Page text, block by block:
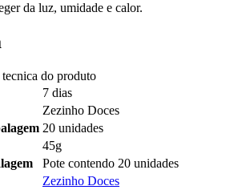
da luz, umidade e calor.
do produto
7 dias
Zezinho Doces
20 unidades
45g
Pote contendo 20 unidades
Zezinho Doces